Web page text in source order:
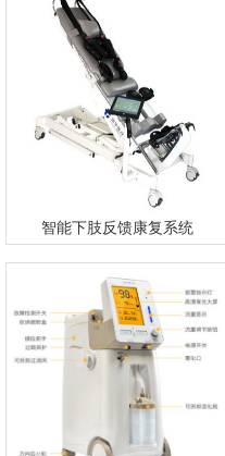
智能下肢反馈康复系统